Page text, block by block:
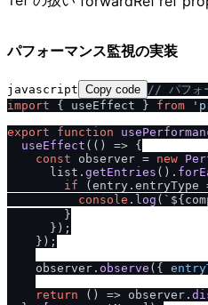
パフォーマンス監視の実装
javascript Copy code // パフォ
import { useEffect } from
export
function
useEffect ( () => {
const observer = new
      list.
getEntries ().
if (entry. entryType
console . log ( `
        }
      });
    });
    observer.
observe ({
return
() => observer.